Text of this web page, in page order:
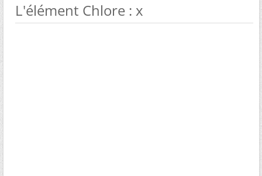
L'élément Chlore : x